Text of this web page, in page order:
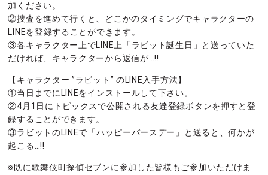
加ください。
②捜査を進めて行くと、どこかのタイミングでキャラクターの
LINEを登録することができます。
③各キャラクター上でLINE上「ラビット誕生日」と送っていた
だければ、キャラクターから返信が…!!
【キャラクター ”ラビット” のLINE入手方法】
①当日までにLINEをインストールして下さい。
②4月1日にトピックスで公開される友達登録ボタンを押すと登
録することができます。
③ラビットのLINEで「ハッピーバースデー」と送ると、何かが
起こる…!!
※既に歌舞伎町探偵セブンに参加した皆様もご参加いただけま